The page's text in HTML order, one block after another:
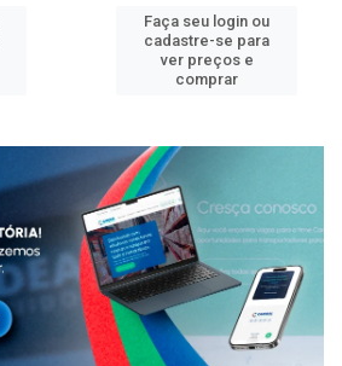
Faça seu login ou
cadastre-se para
ver preços e
comprar